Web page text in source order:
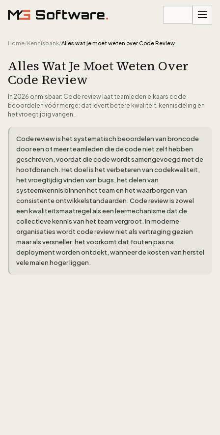
Home/Kennisbank/Alles wat je moet weten over Code Review
Alles Wat Je Moet Weten Over
Code Review
In 2026 onmisbaar: Code review laat teamleden elkaars code
beoordelen vóór merge: dat levert betere kwaliteit, kennisdeling en
het vroegtijdig vangen…
Code review is het systematisch beoordelen van broncode
door een of meer teamleden die de code niet zelf hebben
geschreven, voordat die code wordt samengevoegd met de
hoofdbranch. Het doel is het verbeteren van codekwaliteit,
het vroegtijdig vinden van bugs, het delen van
systeemkennis binnen het team en het waarborgen van
consistente ontwikkelstandaarden. Code review is zowel
een kwaliteitsmaatregel als een leermechanisme dat de
collectieve kennis van het team vergroot. In moderne
organisaties wordt code review niet als vertraging gezien
maar als versneller: het voorkomt dat fouten pas na
deployment worden ontdekt, wanneer de kosten van herstel
vele malen hoger liggen.